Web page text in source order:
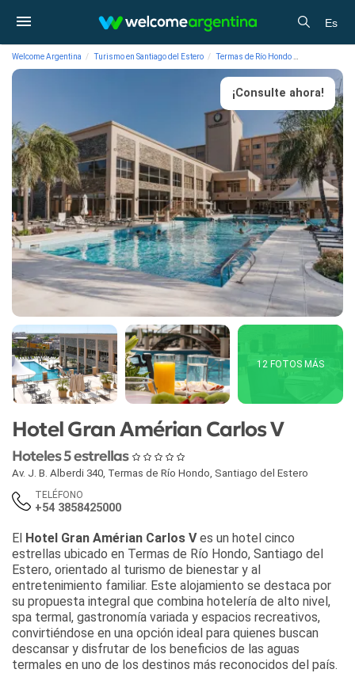
Es
Welcome Argentina Turismo en Santiago del Estero Termas de Río Hondo
¡Consulte ahora!
12 FOTOS MÁS
Hotel Gran Amérian Carlos V
Hoteles 5 estrellas
Av. J. B. Alberdi 340 Termas de Río Hondo Santiago del Estero
TELÉFONO
+54 3858425000
El Hotel Gran Amérian Carlos Ves un hotel cinco
estrellas ubicado en Termas de Río Hondo, Santiago del
Estero, orientado al turismo de bienestar y al
entretenimiento familiar. Este alojamiento se destaca por
su propuesta integral que combina hotelería de alto nivel,
spa termal, gastronomía variada y espacios recreativos,
convirtiéndose en una opción ideal para quienes buscan
descansar y disfrutar de los beneficios de las aguas
termales en uno de los destinos más reconocidos del país.